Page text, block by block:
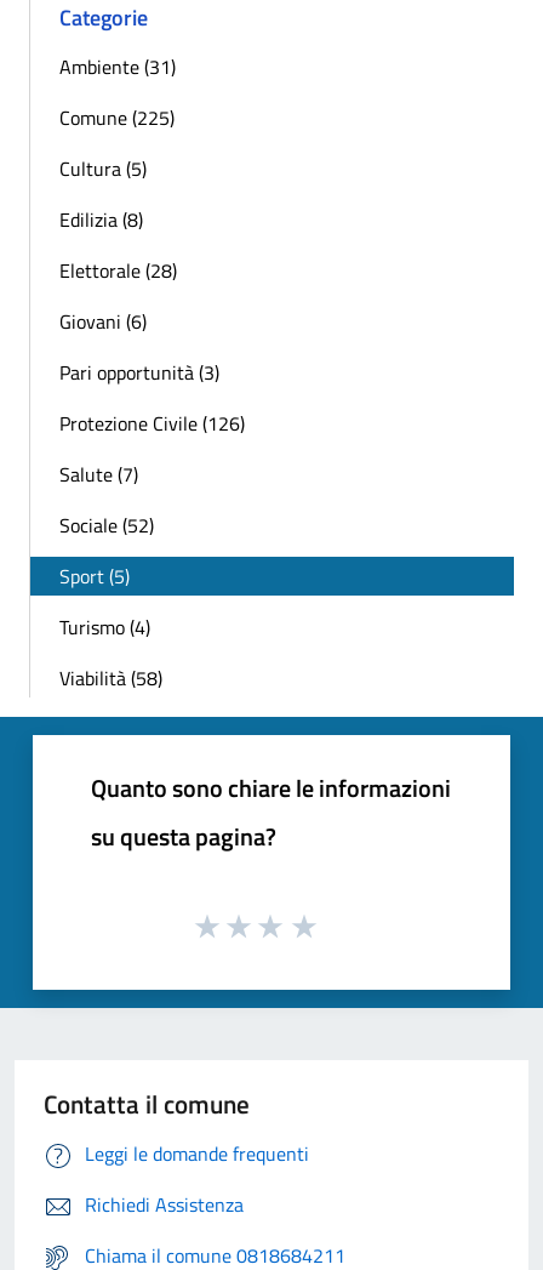
Categorie
Ambiente (31)
Comune (225)
Cultura (5)
Edilizia (8)
Elettorale (28)
Giovani (6)
Pari opportunità (3)
Protezione Civile (126)
Salute (7)
Sociale (52)
Sport (5)
Turismo (4)
Viabilità (58)
Quanto sono chiare le informazioni
su questa pagina?
Contatta il comune
Leggi le domande frequenti
Richiedi Assistenza
Chiama il comune 0818684211